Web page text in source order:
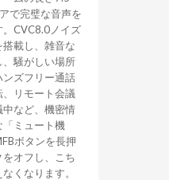
で完璧な音声を
。CVC8.0ノイズ
載し、雑音な
、騒がしい場所
ズフリー通話
リモート会議
など、機密情
ミュート機
ボタンを長押
オフし、こち
くなります。